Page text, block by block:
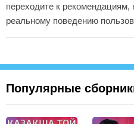
переходите к
реальному поведению
Популярные